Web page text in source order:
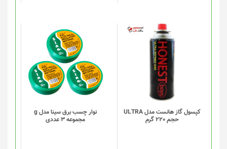
کپسول گاز هانست مدل ULTRA
حجم 220 گرم
نوار چسب برق سینا مدل g
مجموعه 3 عددی